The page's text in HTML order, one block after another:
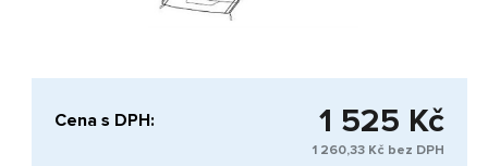
Cena s DPH: 1 525 Kč
1 260,33 Kč bez DPH